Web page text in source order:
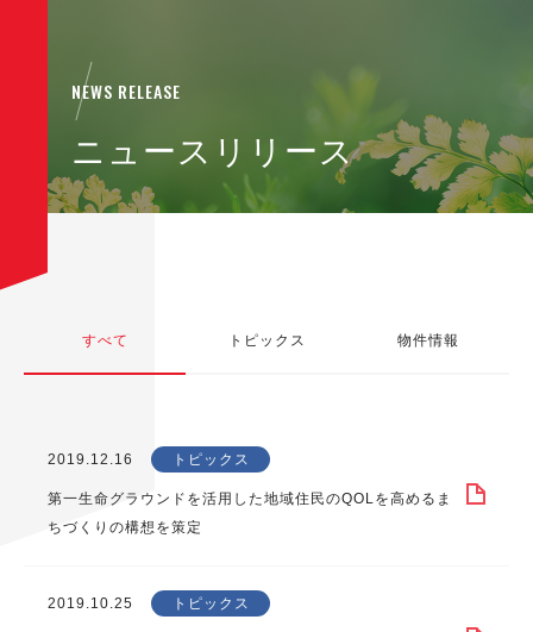
NEWS RELEASE
ニュースリリース
すべて トピックス 物件情報
2019.12.16 トピックス
第一生命グラウンドを活用した地域住民のQOLを高めるま
ちづくりの構想を策定
2019.10.25 トピックス